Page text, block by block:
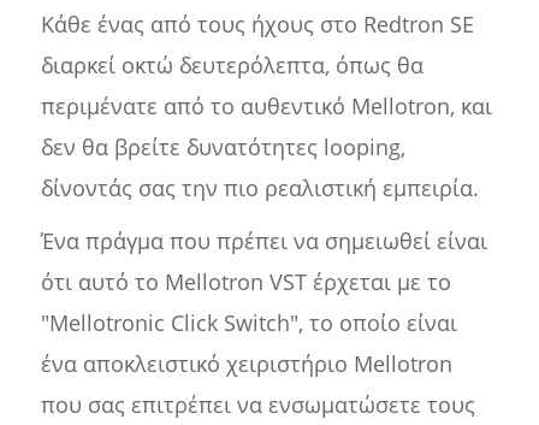
Κάθε ένας από τους ήχους στο Redtron SE
διαρκεί οκτώ δευτερόλεπτα, όπως θα
περιμένατε από το αυθεντικό Mellotron, και
δεν θα βρείτε δυνατότητες looping,
δίνοντάς σας την πιο ρεαλιστική εμπειρία.
Ένα πράγμα που πρέπει να σημειωθεί είναι
ότι αυτό το Mellotron VST έρχεται με το
"Mellotronic Click Switch", το οποίο είναι
ένα αποκλειστικό χειριστήριο Mellotron
που σας επιτρέπει να ενσωματώσετε τους